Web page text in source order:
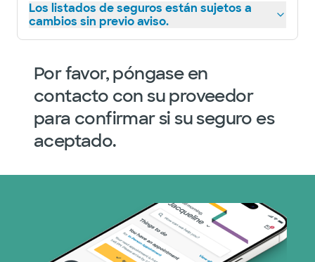
Los listados de seguros están sujetos a
cambios sin previo aviso.
Por favor, póngase en
contacto con su proveedor
para confirmar si su seguro es
aceptado.